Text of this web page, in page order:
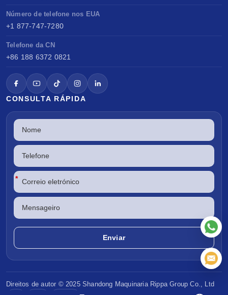
Número de telefone nos EUA
+1 877-747-7280
Telefone da CN
+86 188 6372 0821
CONSULTA RÁPIDA
*
Direitos de autor © 2025 Shandong Maquinaria Rippa Group Co., Ltd